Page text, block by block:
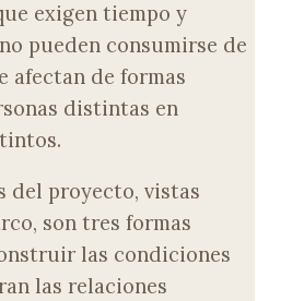
exigen tiempo y
pueden consumirse de
afectan de formas
distintas en
del proyecto, vistas
son tres formas
las condiciones
las relaciones